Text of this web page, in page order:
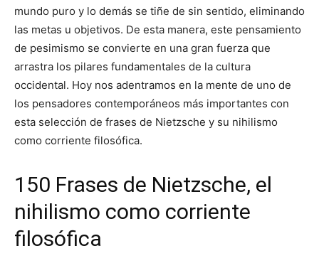
mundo puro y lo demás se tiñe de sin sentido, eliminando
las metas u objetivos. De esta manera, este pensamiento
de pesimismo se convierte en una gran fuerza que
arrastra los pilares fundamentales de la cultura
occidental. Hoy nos adentramos en la mente de uno de
los pensadores contemporáneos más importantes con
esta selección de frases de Nietzsche y su nihilismo
como corriente filosófica.
150 Frases de Nietzsche, el
nihilismo como corriente
filosófica